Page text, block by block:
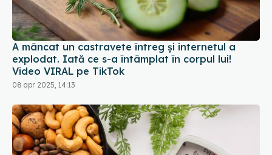
A mâncat un castravete întreg și internetul a
explodat. Iată ce s-a întâmplat în corpul lui!
Video VIRAL pe TikTok
08 apr 2025, 14:13